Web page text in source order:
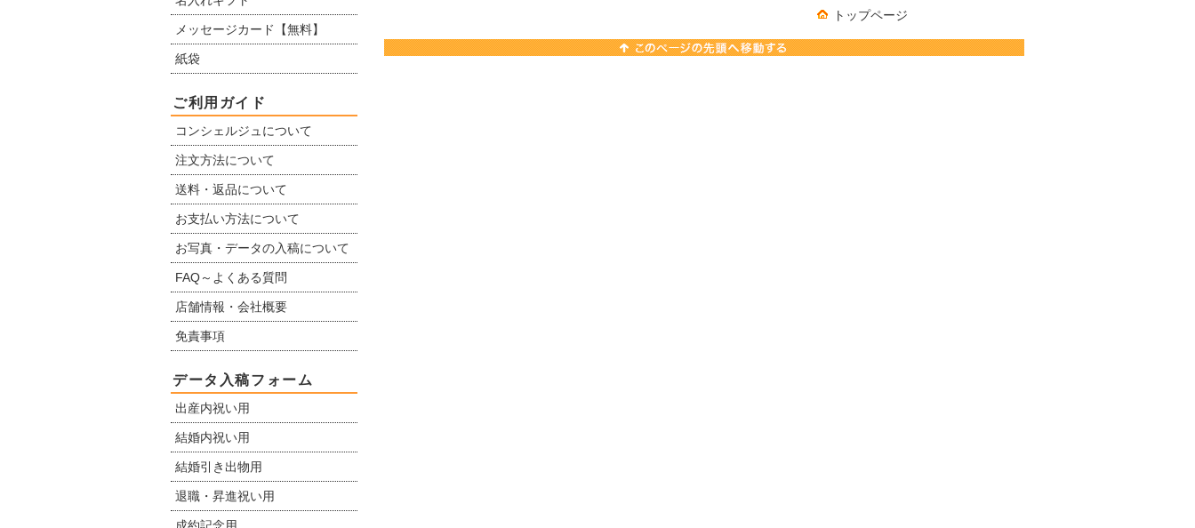
トップページ
メッセージカード【無料】
紙袋
ご利用ガイド
コンシェルジュについて
注文方法について
送料・返品について
お支払い方法について
お写真・データの入稿について
FAQ～よくある質問
店舗情報・会社概要
免責事項
データ入稿フォーム
出産内祝い用
結婚内祝い用
結婚引き出物用
退職・昇進祝い用